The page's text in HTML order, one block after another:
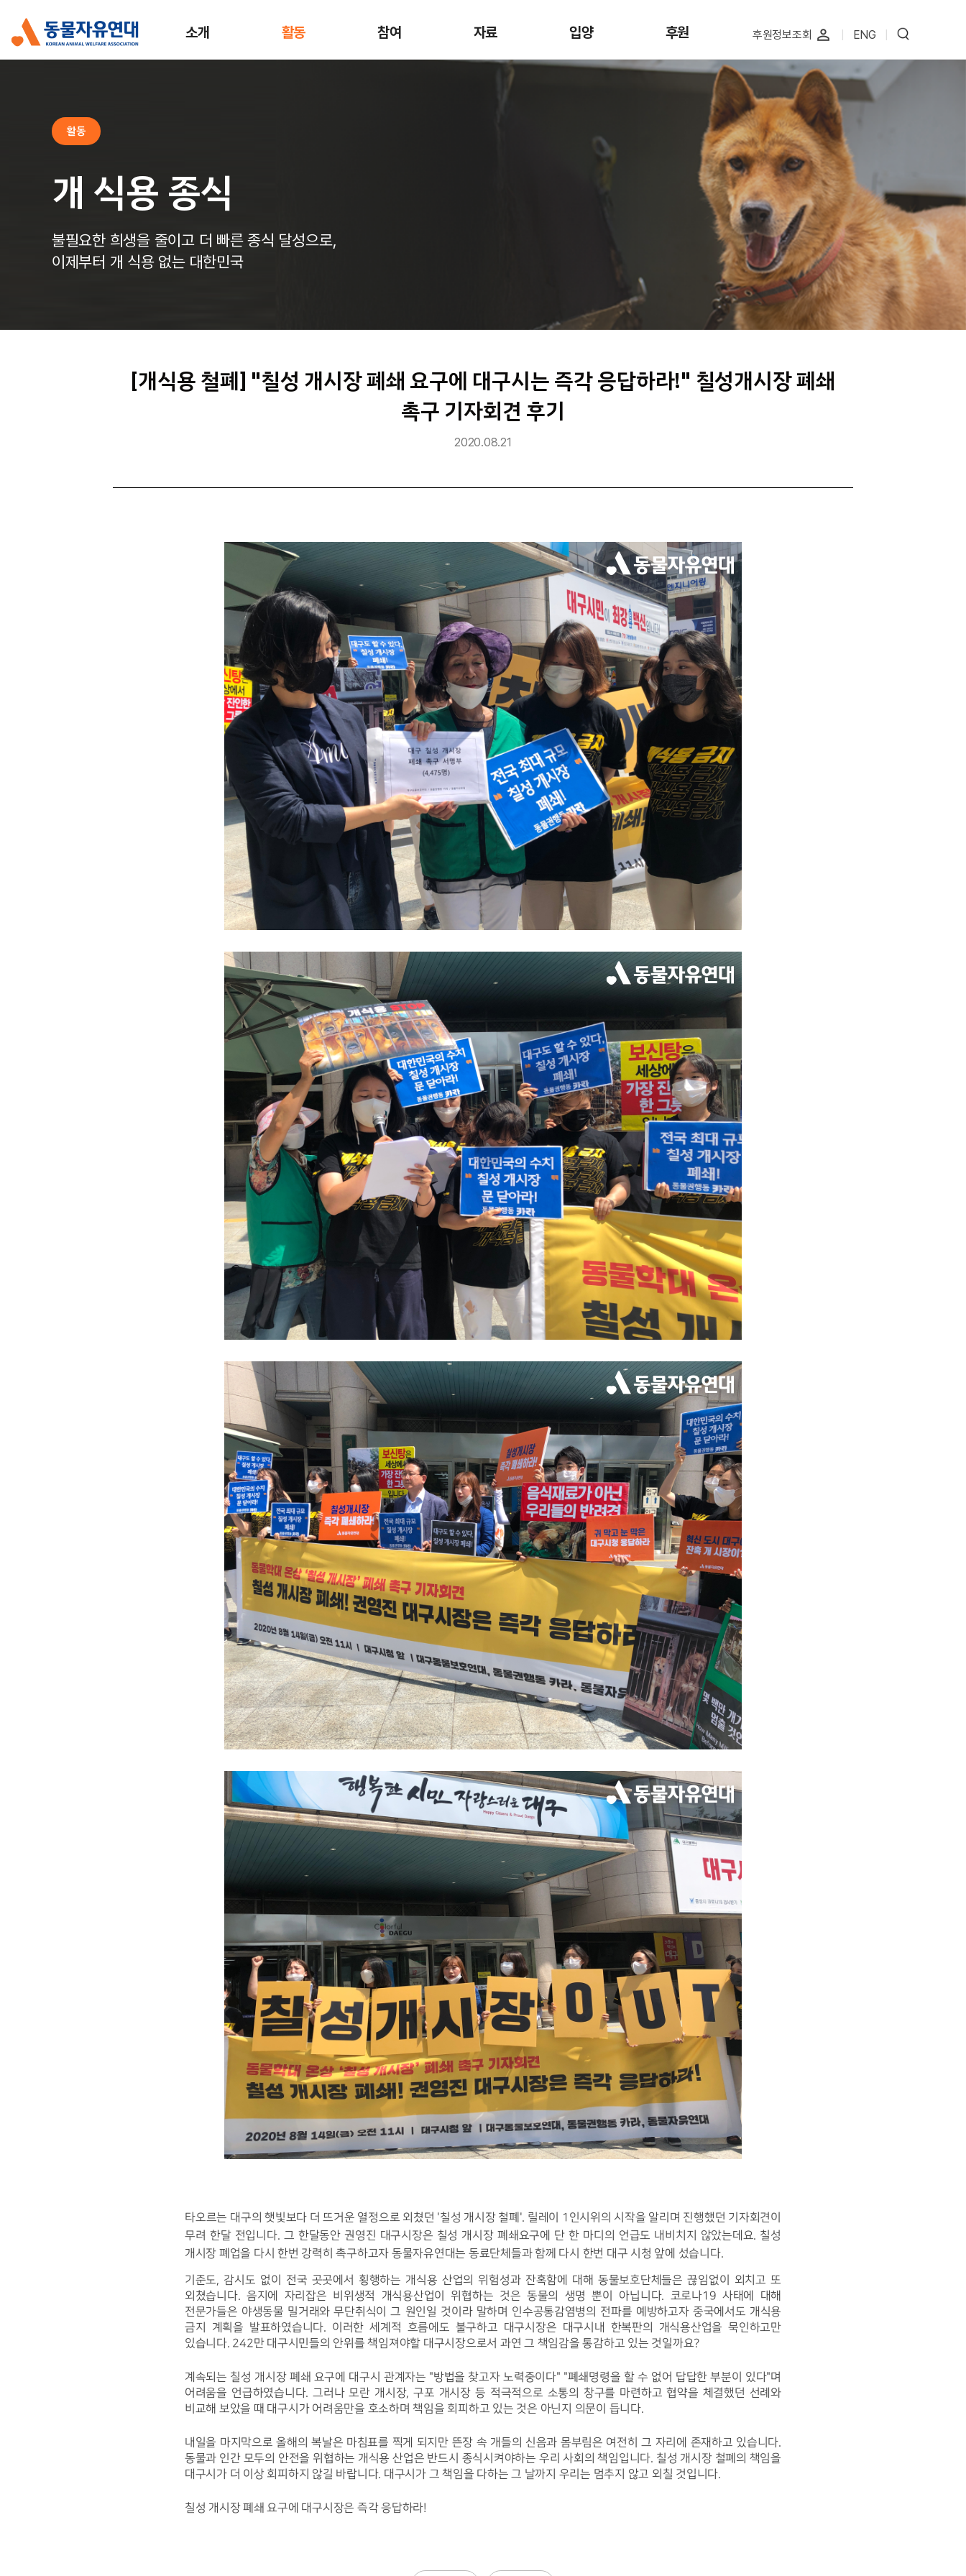
소개 활동 참여 자료 입양 후원 후원정보조회 perm_identity ENG
활동
개 식용 종식
불필요한 희생을 줄이고 더 빠른 종식 달성으로,
이제부터 개 식용 없는 대한민국
[개식용 철폐] "칠성 개시장 폐쇄 요구에 대구시는 즉각 응답하라!" 칠성개시장 폐쇄
촉구 기자회견 후기
2020.08.21
타오르는 대구의 햇빛보다 더 뜨거운 열정으로 외쳤던 '칠성 개시장 철폐'. 릴레이 1인시위의 시작을 알리며 진행했던 기자회견이
무려 한달 전입니다. 그 한달동안 권영진 대구시장은 칠성 개시장 폐쇄요구에 단 한 마디의 언급도 내비치지 않았는데요. 칠성
개시장 폐업을 다시 한번 강력히 촉구하고자 동물자유연대는 동료단체들과 함께 다시 한번 대구 시청 앞에 섰습니다.
기준도, 감시도 없이 전국 곳곳에서 횡행하는 개식용 산업의 위험성과 잔혹함에 대해 동물보호단체들은 끊임없이 외치고 또
외쳤습니다. 음지에 자리잡은 비위생적 개식용산업이 위협하는 것은 동물의 생명 뿐이 아닙니다. 코로나19 사태에 대해
전문가들은 야생동물 밀거래와 무단취식이 그 원인일 것이라 말하며 인수공통감염병의 전파를 예방하고자 중국에서도 개식용
금지 계획을 발표하였습니다. 이러한 세계적 흐름에도 불구하고 대구시장은 대구시내 한복판의 개식용산업을 묵인하고만
있습니다. 242만 대구시민들의 안위를 책임져야할 대구시장으로서 과연 그 책임감을 통감하고 있는 것일까요?
계속되는 칠성 개시장 폐쇄 요구에 대구시 관계자는 "방법을 찾고자 노력중이다" "폐쇄명령을 할 수 없어 답답한 부분이 있다"며
어려움을 언급하였습니다. 그러나 모란 개시장, 구포 개시장 등 적극적으로 소통의 창구를 마련하고 협약을 체결했던 선례와
비교해 보았을 때 대구시가 어려움만을 호소하며 책임을 회피하고 있는 것은 아닌지 의문이 듭니다.
내일을 마지막으로 올해의 복날은 마침표를 찍게 되지만 뜬장 속 개들의 신음과 몸부림은 여전히 그 자리에 존재하고 있습니다.
동물과 인간 모두의 안전을 위협하는 개식용 산업은 반드시 종식시켜야하는 우리 사회의 책임입니다. 칠성 개시장 철폐의 책임을
대구시가 더 이상 회피하지 않길 바랍니다. 대구시가 그 책임을 다하는 그 날까지 우리는 멈추지 않고 외칠 것입니다.
칠성 개시장 폐쇄 요구에 대구시장은 즉각 응답하라!